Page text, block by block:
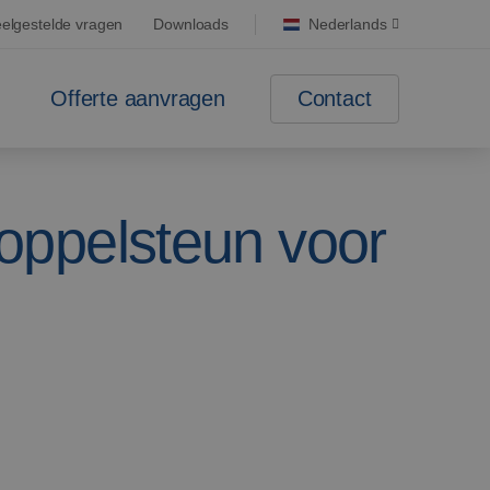
vragen Downloads Nederlands
Offerte aanvragen Contact
voor